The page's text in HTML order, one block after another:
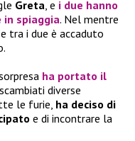
Greta, e i due hanno
in spiaggia. Nel mentre
e tra i due è accaduto
ha portato il
diverse
le furie, ha deciso di
e di incontrare la